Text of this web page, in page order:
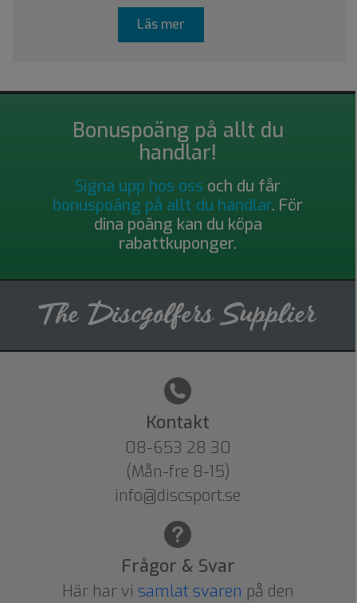
Läs mer
Bonuspoäng på allt du
handlar!
Signa upp hos oss och du får
bonuspoäng på allt du handlar. För
dina poäng kan du köpa
rabattkuponger.
Kontakt
08-653 28 30
(Mån-fre 8-15)
info@discsport.se
Frågor & Svar
Här har vi samlat svaren på den